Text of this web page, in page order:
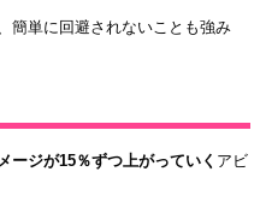
簡単に回避されないことも強み
ージが15％ずつ上がっていく アビ